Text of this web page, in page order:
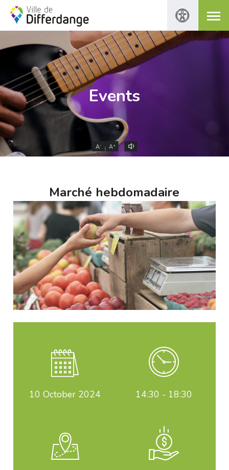
Events
A- A+
Marché hebdomadaire
10 October 2024 14:30 - 18:30